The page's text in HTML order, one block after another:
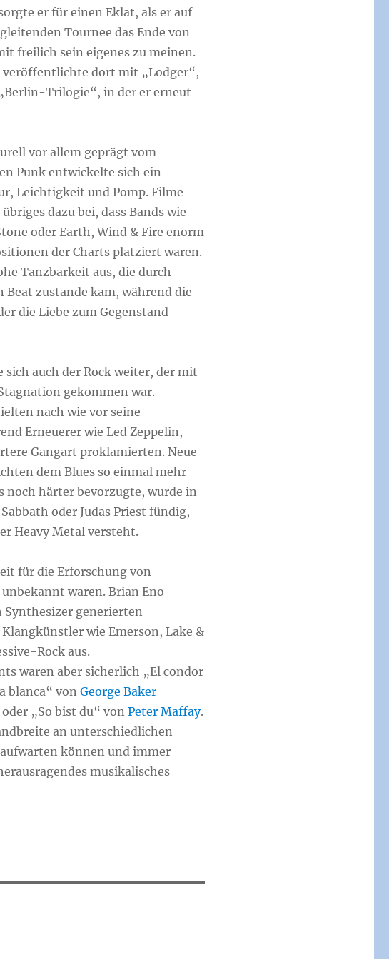
er für einen Eklat, als er auf
Tournee das Ende von
freilich sein eigenes zu meinen.
veröffentlichte dort mit „Lodger“,
Trilogie“, in der er erneut
vor allem geprägt vom
Punk entwickelte sich ein
Leichtigkeit und Pomp. Filme
dazu bei, dass Bands wie
oder Earth, Wind & Fire enorm
der Charts platziert waren.
Tanzbarkeit aus, die durch
zustande kam, während die
die Liebe zum Gegenstand
auch der Rock weiter, der mit
gekommen war.
nach wie vor seine
Erneuerer wie Led Zeppelin,
Gangart proklamierten. Neue
dem Blues so einmal mehr
noch härter bevorzugte, wurde in
oder Judas Priest fündig,
Heavy Metal versteht.
für die Erforschung von
waren. Brian Eno
Synthesizer generierten
wie Emerson, Lake &
Rock aus.
waren aber sicherlich „El condor
blanca“ vonGeorge Baker
oder „So bist du“ vonPeter Maffay.
an unterschiedlichen
können und immer
musikalisches